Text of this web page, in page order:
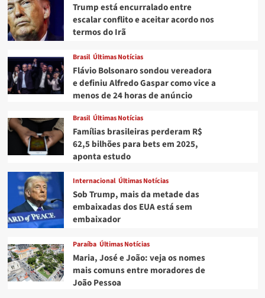
Trump está encurralado entre
escalar conflito e aceitar acordo nos
termos do Irã
Brasil Últimas Notícias
Flávio Bolsonaro sondou vereadora
e definiu Alfredo Gaspar como vice a
menos de 24 horas de anúncio
Brasil Últimas Notícias
Famílias brasileiras perderam R$
62,5 bilhões para bets em 2025,
aponta estudo
Internacional Últimas Notícias
Sob Trump, mais da metade das
embaixadas dos EUA está sem
embaixador
Paraíba Últimas Notícias
Maria, José e João: veja os nomes
mais comuns entre moradores de
João Pessoa